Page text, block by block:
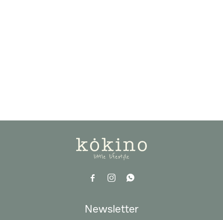
  
Newsletter